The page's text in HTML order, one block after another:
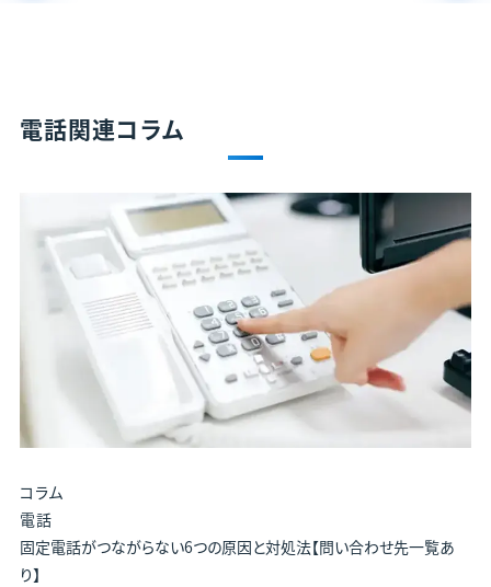
電話関連コラム
コラム
電話
固定電話がつながらない6つの原因と対処法【問い合わせ先一覧あ
り】